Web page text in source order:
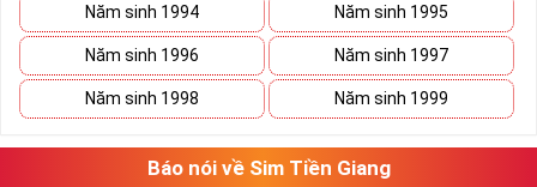
Năm sinh 1994 Năm sinh 1995
Năm sinh 1996 Năm sinh 1997
Năm sinh 1998 Năm sinh 1999
Báo nói về Sim Tiền Giang